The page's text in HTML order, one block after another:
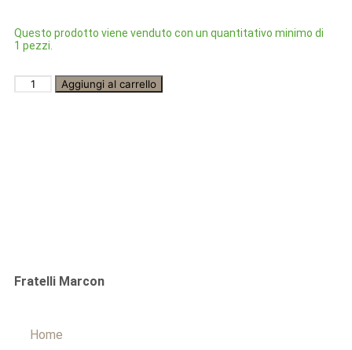
Questo prodotto viene venduto con un quantitativo minimo di
1 pezzi.
Aggiungi al carrello
Fratelli Marcon
Home